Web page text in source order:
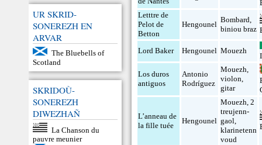
UR SKRID-
SONEREZH EN
ARVAR
The Bluebells of
Scotland
SKRIDOÙ-
SONEREZH
DIWEZHAÑ
La Chanson du
pauvre meunier
Letttre de
Pelot de
Betton
Hengounel
Bombard,
biniou braz
Lord Baker Hengounel Mouezh
Los duros
antiguos
Antonio
Rodríguez
Mouezh,
violon,
gitar
L’anneau de
la fille tuée
Hengounel
Mouezh,2
treujenn-
gaol,
klarinetenn
voud